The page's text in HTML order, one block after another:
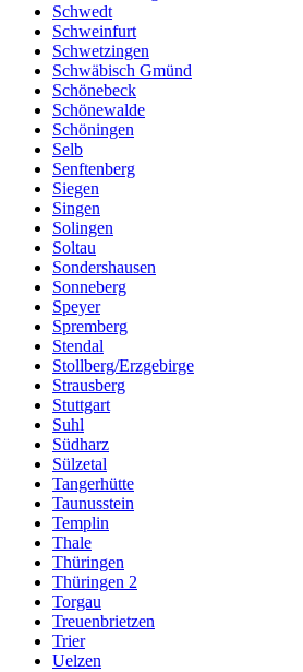
Schwedt
Schweinfurt
Schwetzingen
Schwäbisch Gmünd
Schönebeck
Schönewalde
Schöningen
Selb
Senftenberg
Siegen
Singen
Solingen
Soltau
Sondershausen
Sonneberg
Speyer
Spremberg
Stendal
Stollberg/Erzgebirge
Strausberg
Stuttgart
Suhl
Südharz
Sülzetal
Tangerhütte
Taunusstein
Templin
Thale
Thüringen
Thüringen 2
Torgau
Treuenbrietzen
Trier
Uelzen